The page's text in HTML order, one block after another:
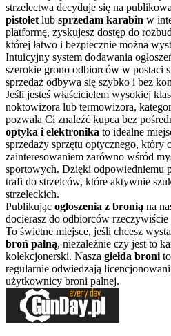
strzelectwa decyduje się na
pistolet lub sprzedam karabin w
platformę, zyskujesz dostęp do
której łatwo i bezpiecznie można
Intuicyjny system dodawania
szerokie grono odbiorców w postaci
sprzedaż odbywa się szybko i bez
Jeśli jesteś właścicielem wysokiej
noktowizora lub termowizora,
pozwala Ci znaleźć kupca bez
optyka i elektronika to idealne
sprzedaży sprzętu optycznego, który
zainteresowaniem zarówno wśród
sportowych. Dzięki odpowiedniemu
trafi do strzelców, które aktywnie
strzeleckich.
Publikując ogłoszenia z bronią na
docierasz do odbiorców
To świetne miejsce, jeśli chcesz
broń palną, niezależnie czy jest to
kolekcjonerski. Nasza giełda broni
regularnie odwiedzają
użytkownicy broni palnej.